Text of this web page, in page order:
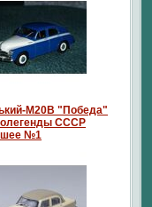
М20В "Победа"
СССР
№1